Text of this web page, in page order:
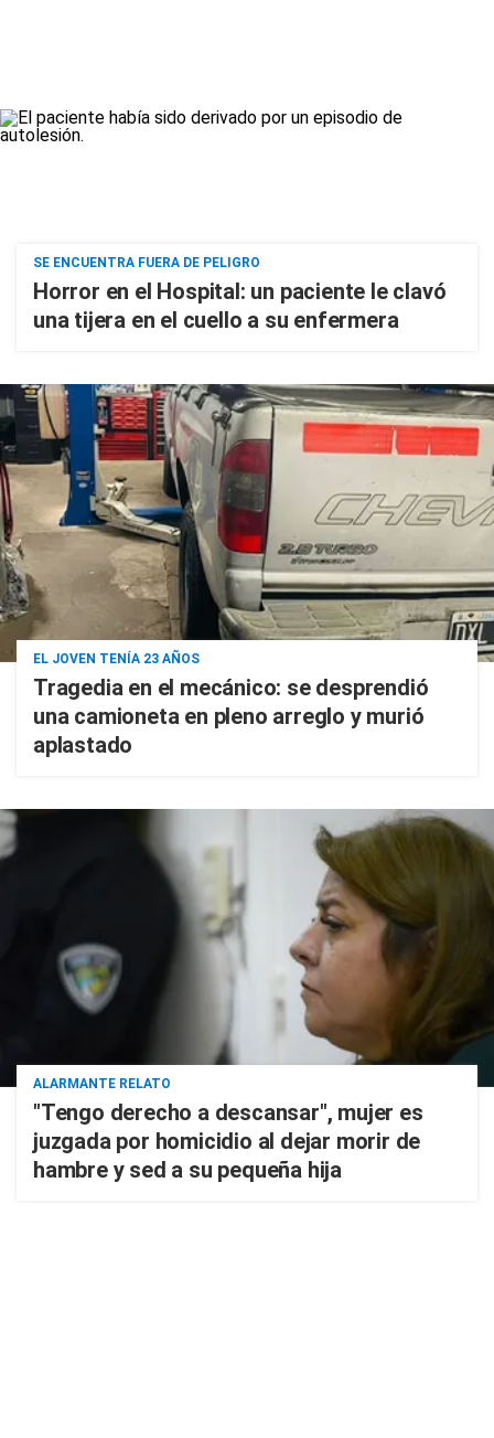
SE ENCUENTRA FUERA DE PELIGRO
Horror en el Hospital: un paciente le clavó
una tijera en el cuello a su enfermera
EL JOVEN TENÍA 23 AÑOS
Tragedia en el mecánico: se desprendió
una camioneta en pleno arreglo y murió
aplastado
ALARMANTE RELATO
"Tengo derecho a descansar", mujer es
juzgada por homicidio al dejar morir de
hambre y sed a su pequeña hija